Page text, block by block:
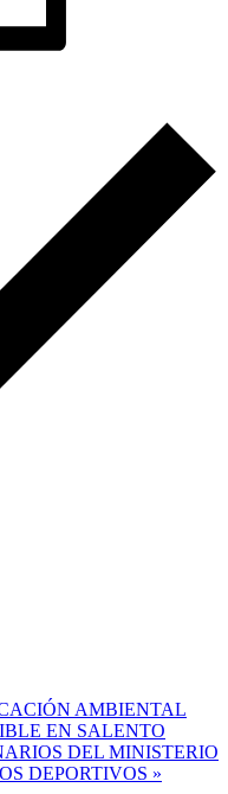
AMBIENTAL
EN SALENTO
DEL MINISTERIO
DEPORTIVOS »